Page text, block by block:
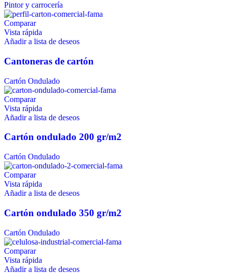
Pintor y carrocería
Comparar
Vista rápida
Añadir a lista de deseos
Cantoneras de cartón
Cartón Ondulado
Comparar
Vista rápida
Añadir a lista de deseos
Cartón ondulado 200 gr/m2
Cartón Ondulado
Comparar
Vista rápida
Añadir a lista de deseos
Cartón ondulado 350 gr/m2
Cartón Ondulado
Comparar
Vista rápida
Añadir a lista de deseos